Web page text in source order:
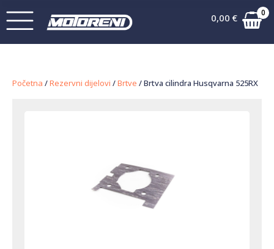
0,00 € 0
Početna /Rezervni dijelovi /Brtve / Brtva cilindra Husqvarna 525RX